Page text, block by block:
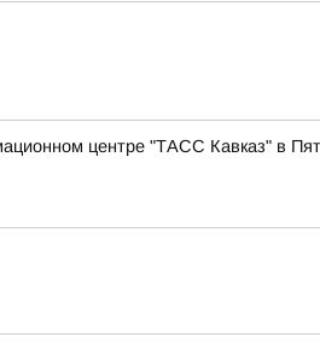
центре "ТАСС Кавказ" в